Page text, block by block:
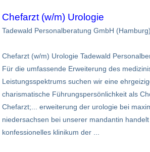
Chefarzt (w/m) Urologie
Tadewald Personalberatung GmbH (Hamburg)
Chefarzt (w/m) Urologie Tadewald
Für die umfassende Erweiterung des
Leistungsspektrums suchen wir eine
charismatische Führungspersönlichkeit als
Chefarzt;... erweiterung der urologie bei
niedersachsen bei unserer mandantin
konfessionelles klinikum der ...